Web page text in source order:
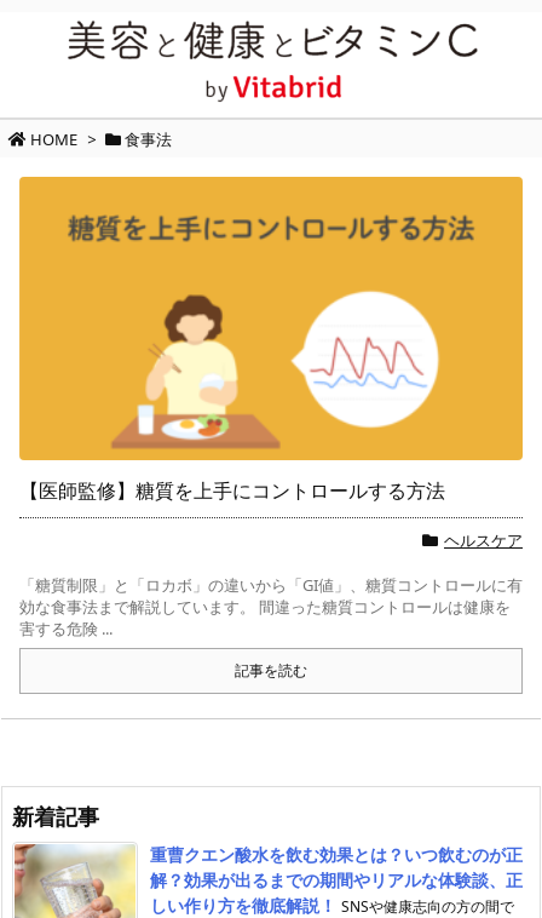
HOME > 食事法
【医師監修】糖質を上手にコントロールする方法
ヘルスケア
「糖質制限」と「ロカボ」の違いから「GI値」、糖質コントロールに有
効な食事法まで解説しています。 間違った糖質コントロールは健康を
害する危険 ...
記事を読む
新着記事
重曹クエン酸水を飲む効果とは？いつ飲むのが正
解？効果が出るまでの期間やリアルな体験談、正
しい作り方を徹底解説！ SNSや健康志向の方の間で